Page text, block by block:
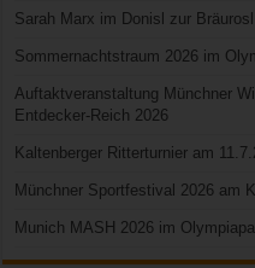
Sarah Marx im Donisl zur
Sommernachtstraum 2026 im
Auftaktveranstaltung Münchner
Entdecker-Reich 2026
Kaltenberger Ritterturnier am
Münchner Sportfestival 2026 am
Munich MASH 2026 im